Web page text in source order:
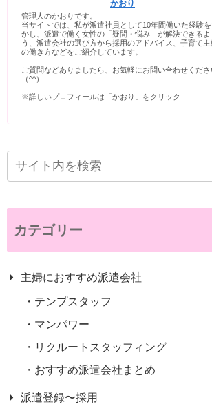
かおり
管理人のかおりです。
当サイトでは、私が派遣社員として10年間働いた経験
かし、派遣で働く女性の「疑問・悩み」が解決できるよ
う、派遣会社の選び方から採用のアドバイス、子育て主
の働き方などをご紹介しています。
ご質問などありましたら、お気軽にお問い合わせくださ
（^^）
※詳しいプロフィールは「かおり」をクリック
カテゴリー
主婦におすすめ派遣会社
テンプスタッフ
マンパワー
リクルートスタッフィング
おすすめ派遣会社まとめ
派遣登録〜採用